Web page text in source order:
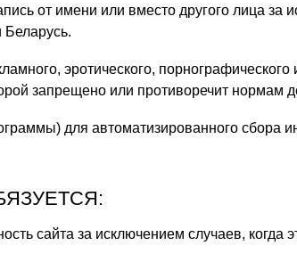
от имени или вместо другого лица
Беларусь.
эротического, порнографического
запрещено или противоречит нормам
для автоматизированного сбора
сайта за исключением случаев,
с